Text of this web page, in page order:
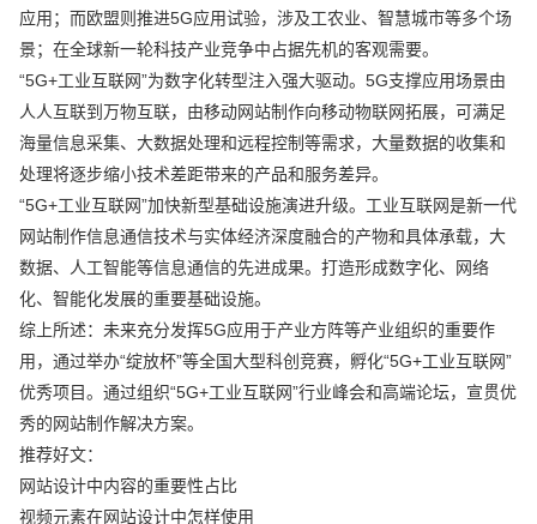
应用；而欧盟则推进5G应用试验，涉及工农业、智慧城市等多个场
景；在全球新一轮科技产业竞争中占据先机的客观需要。
“5G+工业互联网”为数字化转型注入强大驱动。5G支撑应用场景由
人人互联到万物互联，由移动网站制作向移动物联网拓展，可满足
海量信息采集、大数据处理和远程控制等需求，大量数据的收集和
处理将逐步缩小技术差距带来的产品和服务差异。
“5G+工业互联网”加快新型基础设施演进升级。工业互联网是新一代
网站制作信息通信技术与实体经济深度融合的产物和具体承载，大
数据、人工智能等信息通信的先进成果。打造形成数字化、网络
化、智能化发展的重要基础设施。
综上所述：未来充分发挥5G应用于产业方阵等产业组织的重要作
用，通过举办“绽放杯”等全国大型科创竞赛，孵化“5G+工业互联网”
优秀项目。通过组织“5G+工业互联网”行业峰会和高端论坛，宣贯优
秀的网站制作解决方案。
推荐好文：
网站设计中内容的重要性占比
视频元素在网站设计中怎样使用